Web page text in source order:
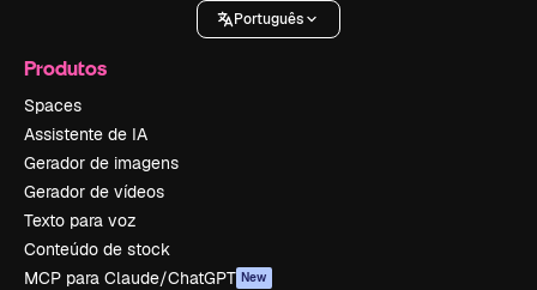
Português
Produtos
Spaces
Assistente de IA
Gerador de imagens
Gerador de vídeos
Texto para voz
Conteúdo de stock
MCP para Claude/ChatGPT New